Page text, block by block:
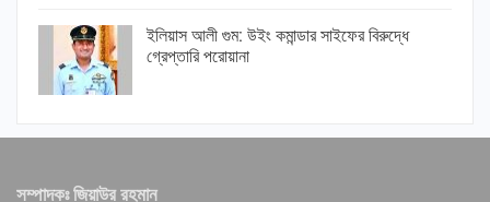
ইলিয়াস আলী গুম: উইং কমান্ডার সাইফের বিরুদ্ধে
গ্রেপ্তারি পরোয়ানা
সম্পাদকঃ জিয়াউর রহমান